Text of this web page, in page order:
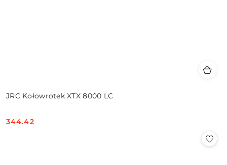
JRC Kołowrotek XTX 8000 LC
Cena:
344.42